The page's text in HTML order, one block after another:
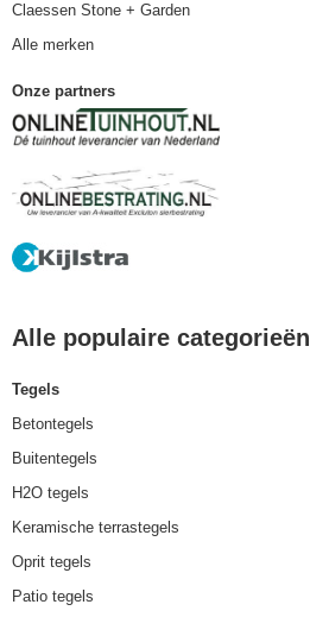
Claessen Stone + Garden
Alle merken
Onze partners
Alle populaire categorieën
Tegels
Betontegels
Buitentegels
H2O tegels
Keramische terrastegels
Oprit tegels
Patio tegels